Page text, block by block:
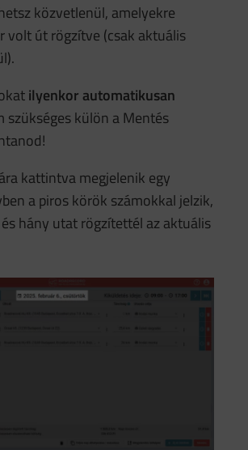
közvetlenül, amelyekre
volt út rögzítve (csak aktuális
ilyenkor automatikusan
szükséges külön a Mentés
kattintva megjelenik egy
a piros körök számokkal jelzik,
hány utat rögzítettél az aktuális